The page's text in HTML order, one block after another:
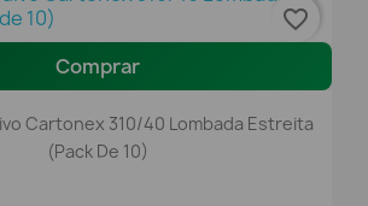
Comprar
Cartonex 310/40 Lombada Estreita
(Pack De 10)
favorite_border